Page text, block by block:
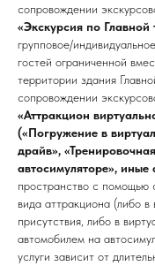
сопровождении
«Экскурсия по
групповое/
гостей ограниченной
территории здания
сопровождении
«Аттракцион
(«Погружение в
драйв»,
автосимуляторе», иные
пространство c помощью
вида аттракциона (либо
присутствия, либо в
автомобилем на
услуги зависит от